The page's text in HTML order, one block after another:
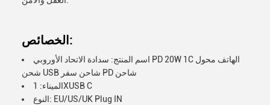
الخصائص:
اسم المنتج: سدادة الاتحاد الأوروبي PD 20W 1C الهاتف محول
شحن USB شاحن سفر PD شاحن
الميناء: 1XUSB C
النوع: EU/US/UK Plug IN